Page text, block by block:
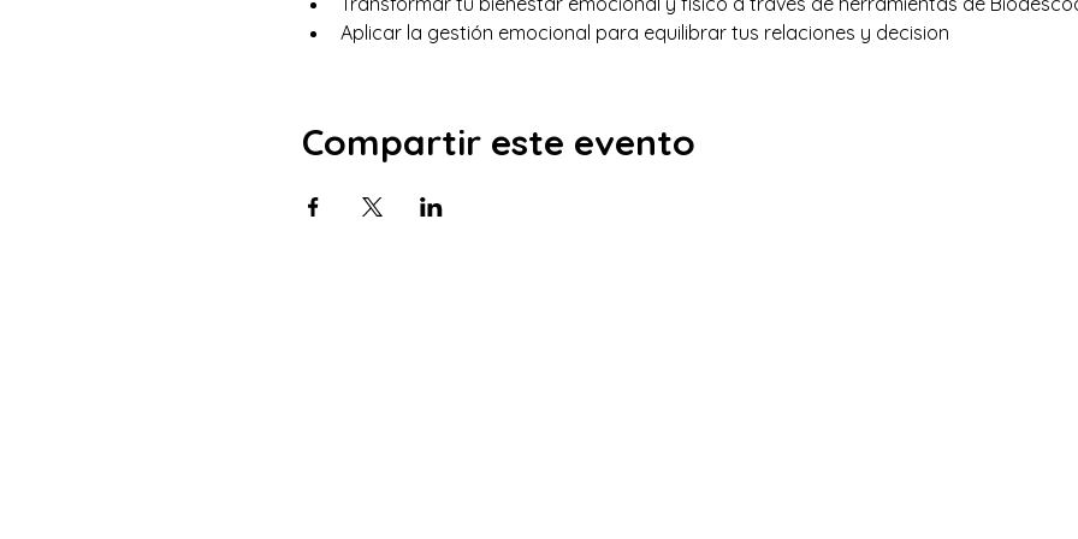
Aplicar la gestión emocional para equilibrar tus relaciones y decision
Compartir este evento